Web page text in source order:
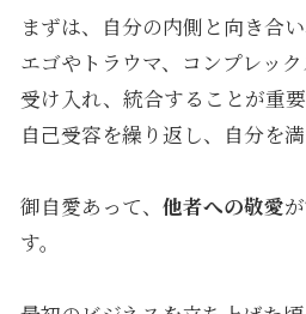
まずは、自分の内側と向き合
エゴやトラウマ、コンプレッ
受け入れ、統合することが重要
自己受容を繰り返し、自分を満
御自愛あって、 他者への敬愛
す。